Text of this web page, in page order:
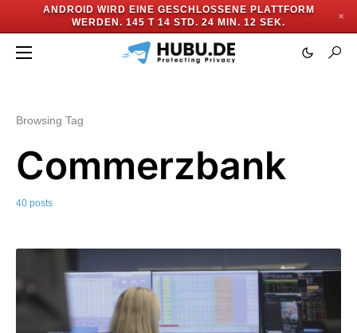
ANDROID WIRD EINE GESCHLOSSENE PLATTFORM
WERDEN. 145 T 14 STD. 24 MIN. 10 SEK.
✕
Browsing Tag
Commerzbank
40 posts